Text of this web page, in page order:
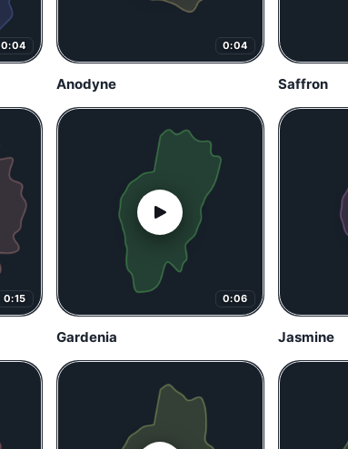
0:04 0:04
Anodyne Saffron
0:15 0:06
Gardenia Jasmine